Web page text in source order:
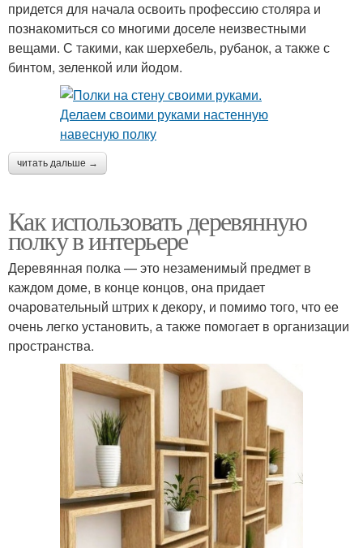
придется для начала освоить профессию столяра и
познакомиться со многими доселе неизвестными
вещами. С такими, как шерхебель, рубанок, а также с
бинтом, зеленкой или йодом.
читать дальше →
Как использовать деревянную
полку в интерьере
Деревянная полка — это незаменимый предмет в
каждом доме, в конце концов, она придает
очаровательный штрих к декору, и помимо того, что ее
очень легко установить, а также помогает в организации
пространства.